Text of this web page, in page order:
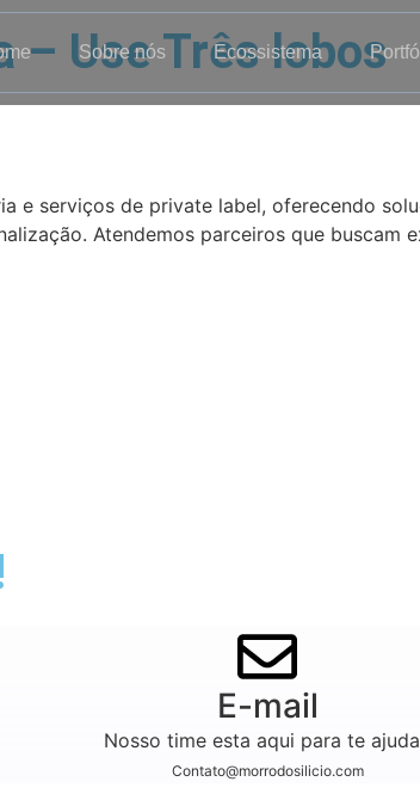
Sobre nós Ecossistema
– Use Três lobos
e serviços de private label, oferecendo
Atendemos parceiros que buscam
E-mail
Nosso time esta aqui para te
Contato@morrodosilicio.com